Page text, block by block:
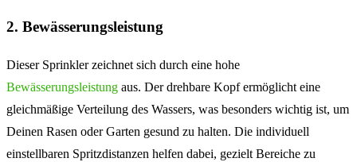
2. Bewässerungsleistung
Dieser Sprinkler zeichnet sich durch eine hohe
Bewässerungsleistung aus. Der drehbare Kopf ermöglicht eine
gleichmäßige Verteilung des Wassers, was besonders wichtig ist, um
Deinen Rasen oder Garten gesund zu halten. Die individuell
einstellbaren Spritzdistanzen helfen dabei, gezielt Bereiche zu